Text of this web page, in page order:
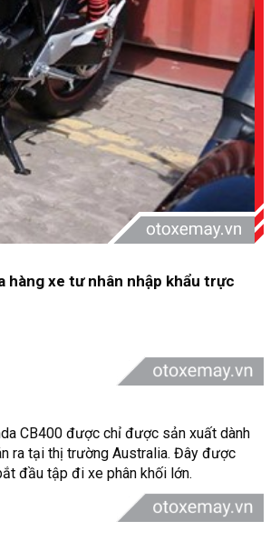
hàng xe tư nhân nhập khẩu trực
CB400 được chỉ được sản xuất dành
ra tại thị trường Australia. Đây được
đầu tập đi xe phân khối lớn.